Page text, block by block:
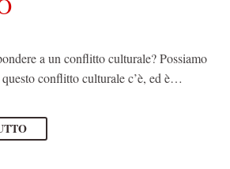
a un conflitto culturale? Possiamo
questo conflitto culturale c’è, ed è…